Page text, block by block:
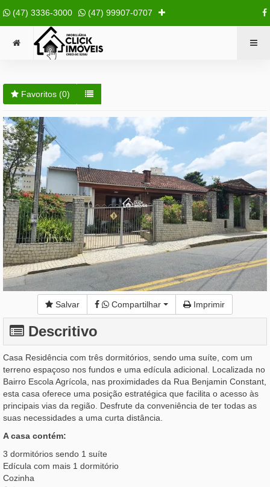
(47) 3336-3000 (47) 99907-0707
Favoritos (0)
Salvar Compartilhar Imprimir
Descritivo
Casa Residência com três dormitórios, sendo uma suíte, com um
terreno espaçoso nos fundos e uma edícula adicional. Localizada no
Bairro Escola Agrícola, nas proximidades da Rua Benjamin Constant,
esta casa oferece uma posição estratégica que facilita o acesso às
principais vias da região. Desfrute da conveniência de ter todas as
suas necessidades a uma curta distância.
A casa contém:
3 dormitórios sendo 1 suíte
Edícula com mais 1 dormitório
Cozinha